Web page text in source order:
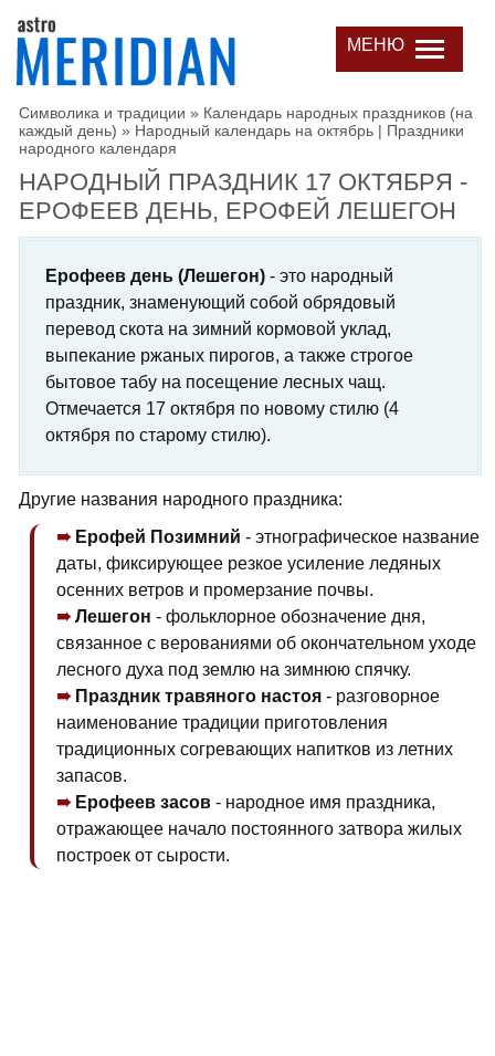
МЕНЮ
Символика и традиции » Календарь народных праздников (на
каждый день) » Народный календарь на октябрь | Праздники
народного календаря
НАРОДНЫЙ ПРАЗДНИК 17 ОКТЯБРЯ -
ЕРОФЕЕВ ДЕНЬ, ЕРОФЕЙ ЛЕШЕГОН
Ерофеев день (Лешегон) - это народный
праздник, знаменующий собой обрядовый
перевод скота на зимний кормовой уклад,
выпекание ржаных пирогов, а также строгое
бытовое табу на посещение лесных чащ.
Отмечается 17 октября по новому стилю (4
октября по старому стилю).
Другие названия народного праздника:
Ерофей Позимний - этнографическое название
даты, фиксирующее резкое усиление ледяных
осенних ветров и промерзание почвы.
Лешегон - фольклорное обозначение дня,
связанное с верованиями об окончательном уходе
лесного духа под землю на зимнюю спячку.
Праздник травяного настоя - разговорное
наименование традиции приготовления
традиционных согревающих напитков из летних
запасов.
Ерофеев засов - народное имя праздника,
отражающее начало постоянного затвора жилых
построек от сырости.